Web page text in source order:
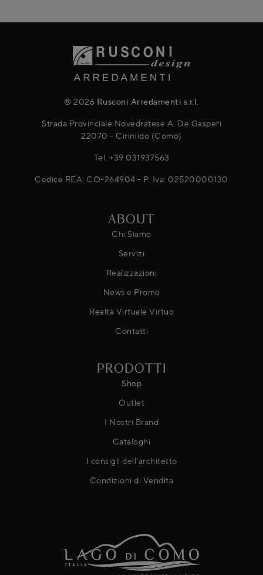
® 2026 Rusconi Arredamenti s.r.l.
Strada Provinciale Novedratese A. De Gasperi
22070 - Cirimido (Como)
Tel. +39 031937563
Codice REA: CO-264904 - P. Iva: 02520000130
ABOUT
Chi Siamo
Servizi
Realizzazioni
News e Promo
Realtà Virtuale Virtuo
Contatti
PRODOTTI
Shop
Outlet
I Nostri Brand
Cataloghi
I consigli dell'architetto
Condizioni di Vendita